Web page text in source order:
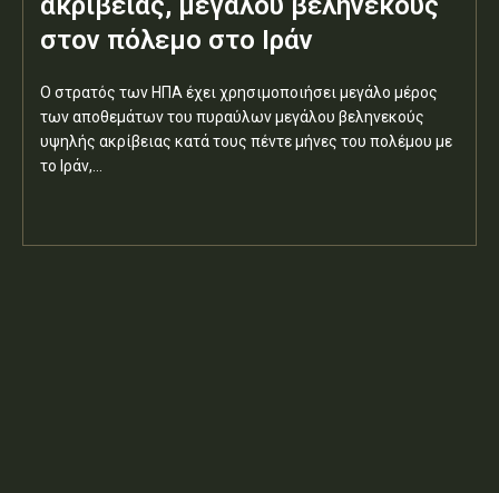
στον πόλεμο στο Ιράν
Ο στρατός των ΗΠΑ έχει χρησιμοποιήσει μεγάλο μέρος
των αποθεμάτων του πυραύλων μεγάλου βεληνεκούς
υψηλής ακρίβειας κατά τους πέντε μήνες του πολέμου με
το Ιράν,...